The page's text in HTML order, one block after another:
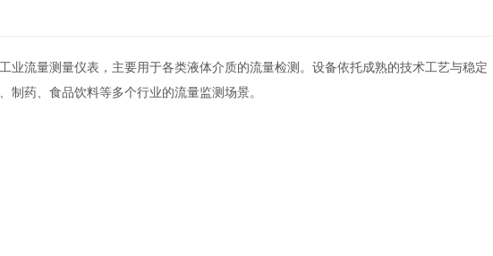
业流量测量仪表，主要用于各类液体介质的流量检测。设备依托成熟的技术工艺与稳定
制药、食品饮料等多个行业的流量监测场景。